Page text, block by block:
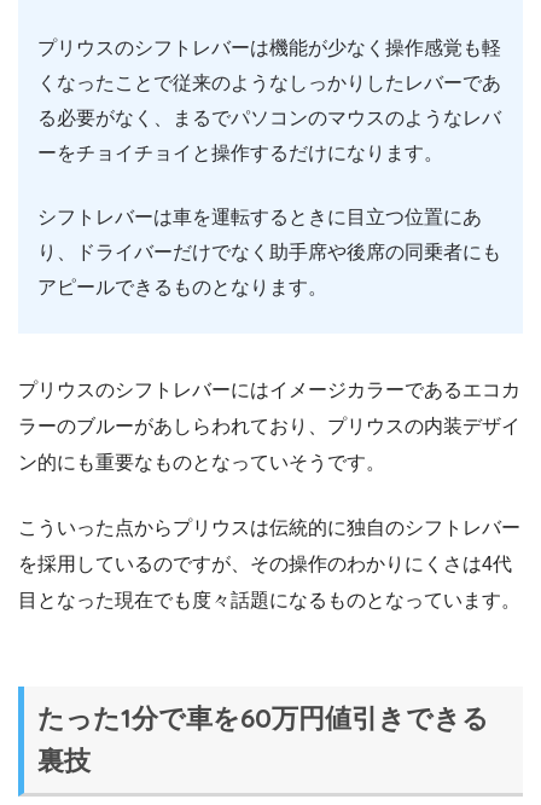
プリウスのシフトレバーは機能が少なく操作感覚も軽
くなったことで従来のようなしっかりしたレバーであ
る必要がなく、まるでパソコンのマウスのようなレバ
ーをチョイチョイと操作するだけになります。
シフトレバーは車を運転するときに目立つ位置にあ
り、ドライバーだけでなく助手席や後席の同乗者にも
アピールできるものとなります。
プリウスのシフトレバーにはイメージカラーであるエコカ
ラーのブルーがあしらわれており、プリウスの内装デザイ
ン的にも重要なものとなっていそうです。
こういった点からプリウスは伝統的に独自のシフトレバー
を採用しているのですが、その操作のわかりにくさは4代
目となった現在でも度々話題になるものとなっています。
たった1分で車を60万円値引きできる
裏技